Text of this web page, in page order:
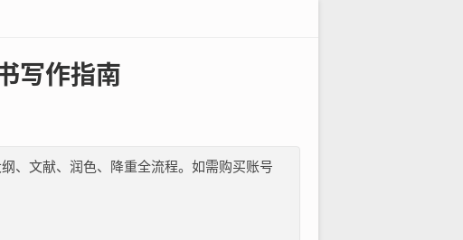
写作指南
、文献、润色、降重全流程。如需购买账号